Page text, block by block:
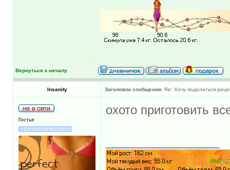
Вернуться к началу
Insanity Заголовок сообщения: Re: Хочу поделиться
Гостья
охото приготовить